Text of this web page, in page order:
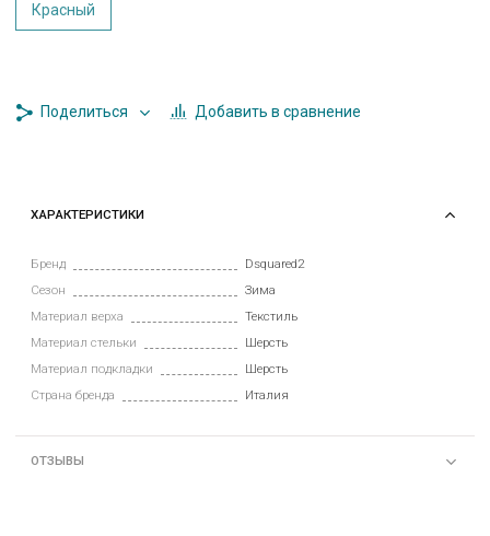
Красный
Поделиться Добавить в сравнение
ХАРАКТЕРИСТИКИ
Бренд
Dsquared2
Сезон
Зима
Материал верха
Текстиль
Материал стельки
Шерсть
Материал подкладки
Шерсть
Страна бренда
Италия
ОТЗЫВЫ